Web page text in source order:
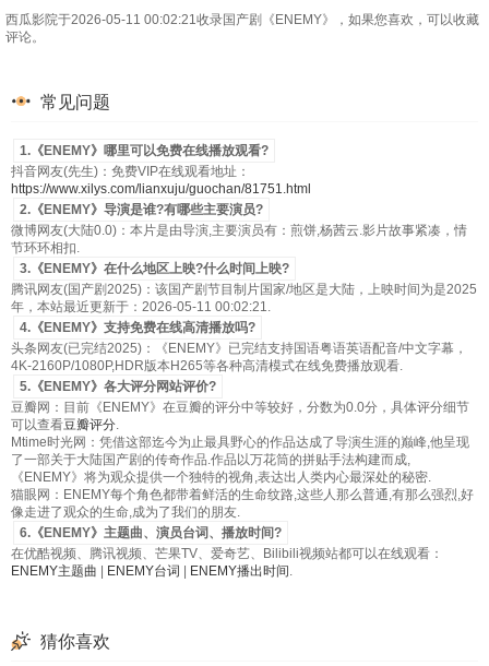
西瓜影院于2026-05-11 00:02:21收录国产剧《ENEMY》，如果您喜欢，可以收藏
评论。
常见问题
1.《ENEMY》哪里可以免费在线播放观看?
抖音网友(先生)：免费VIP在线观看地址：
https://www.xilys.com/lianxuju/guochan/81751.html
2.《ENEMY》导演是谁?有哪些主要演员?
微博网友(大陆0.0)：本片是由导演,主要演员有：煎饼,杨茜云.影片故事紧凑，情
节环环相扣.
3.《ENEMY》在什么地区上映?什么时间上映?
腾讯网友(国产剧2025)：该国产剧节目制片国家/地区是大陆，上映时间为是2025
年，本站最近更新于：2026-05-11 00:02:21.
4.《ENEMY》支持免费在线高清播放吗?
头条网友(已完结2025)：《ENEMY》已完结支持国语粤语英语配音/中文字幕，
4K-2160P/1080P,HDR版本H265等各种高清模式在线免费播放观看.
5.《ENEMY》各大评分网站评价?
豆瓣网：目前《ENEMY》在豆瓣的评分中等较好，分数为0.0分，具体评分细节
可以查看豆瓣评分.
Mtime时光网：凭借这部迄今为止最具野心的作品达成了导演生涯的巅峰,他呈现
了一部关于大陆国产剧的传奇作品.作品以万花筒的拼贴手法构建而成,
《ENEMY》将为观众提供一个独特的视角,表达出人类内心最深处的秘密.
猫眼网：ENEMY每个角色都带着鲜活的生命纹路,这些人那么普通,有那么强烈,好
像走进了观众的生命,成为了我们的朋友.
6.《ENEMY》主题曲、演员台词、播放时间?
在优酷视频、腾讯视频、芒果TV、爱奇艺、Bilibili视频站都可以在线观看：
ENEMY主题曲
ENEMY台词 ENEMY播出时间 .
猜你喜欢